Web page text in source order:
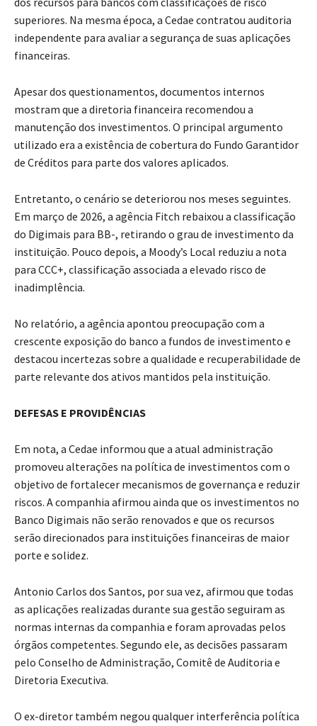
superiores. Na mesma época, a Cedae contratou auditoria
independente para avaliar a segurança de suas aplicações
financeiras.
Apesar dos questionamentos, documentos internos
mostram que a diretoria financeira recomendou a
manutenção dos investimentos. O principal argumento
utilizado era a existência de cobertura do Fundo Garantidor
de Créditos para parte dos valores aplicados.
Entretanto, o cenário se deteriorou nos meses seguintes.
Em março de 2026, a agência Fitch rebaixou a classificação
do Digimais para BB-, retirando o grau de investimento da
instituição. Pouco depois, a Moody’s Local reduziu a nota
para CCC+, classificação associada a elevado risco de
inadimplência.
No relatório, a agência apontou preocupação com a
crescente exposição do banco a fundos de investimento e
destacou incertezas sobre a qualidade e recuperabilidade de
parte relevante dos ativos mantidos pela instituição.
DEFESAS E PROVIDÊNCIAS
Em nota, a Cedae informou que a atual administração
promoveu alterações na política de investimentos com o
objetivo de fortalecer mecanismos de governança e reduzir
riscos. A companhia afirmou ainda que os investimentos no
Banco Digimais não serão renovados e que os recursos
serão direcionados para instituições financeiras de maior
porte e solidez.
Antonio Carlos dos Santos, por sua vez, afirmou que todas
as aplicações realizadas durante sua gestão seguiram as
normas internas da companhia e foram aprovadas pelos
órgãos competentes. Segundo ele, as decisões passaram
pelo Conselho de Administração, Comitê de Auditoria e
Diretoria Executiva.
O ex-diretor também negou qualquer interferência política